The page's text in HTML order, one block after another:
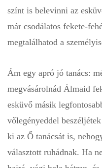
színt is belevinni az
már csodálatos fekete-
megtalálhatod a
Ám egy apró jó tanács:
megvásárolnád Álmaid
esküvő másik
vőlegényeddel
ki az Ő tanácsát is,
választott ruhádnak. Ha